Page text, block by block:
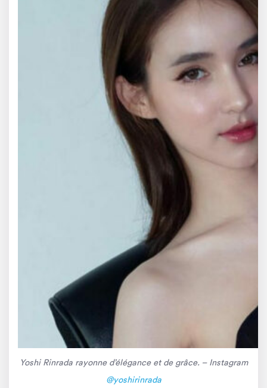
Yoshi Rinrada rayonne d’élégance et de grâce. – Instagram
@yoshirinrada